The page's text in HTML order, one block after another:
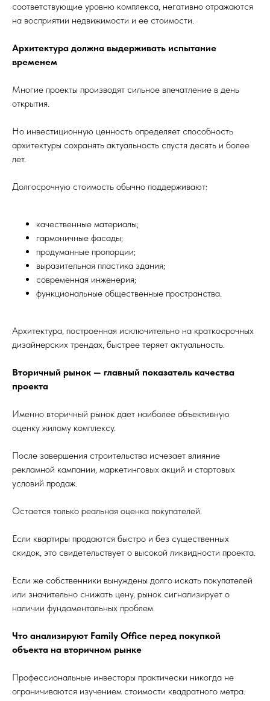
соответствующие уровню комплекса, негативно отражаются
на восприятии недвижимости и ее стоимости.
Архитектура должна выдерживать испытание
временем
Многие проекты производят сильное впечатление в день
открытия.
Но инвестиционную ценность определяет способность
архитектуры сохранять актуальность спустя десять и более
лет.
Долгосрочную стоимость обычно поддерживают:
качественные материалы;
гармоничные фасады;
продуманные пропорции;
выразительная пластика здания;
современная инженерия;
функциональные общественные пространства.
Архитектура, построенная исключительно на краткосрочных
дизайнерских трендах, быстрее теряет актуальность.
Вторичный рынок — главный показатель качества
проекта
Именно вторичный рынок дает наиболее объективную
оценку жилому комплексу.
После завершения строительства исчезает влияние
рекламной кампании, маркетинговых акций и стартовых
условий продаж.
Остается только реальная оценка покупателей.
Если квартиры продаются быстро и без существенных
скидок, это свидетельствует о высокой ликвидности проекта.
Если же собственники вынуждены долго искать покупателей
или значительно снижать цену, рынок сигнализирует о
наличии фундаментальных проблем.
Что анализируют Family Office перед покупкой
объекта на вторичном рынке
Профессиональные инвесторы практически никогда не
ограничиваются изучением стоимости квадратного метра.